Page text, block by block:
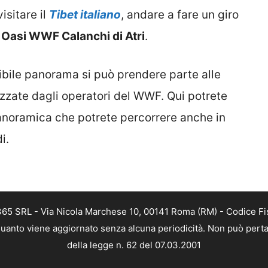
il Tibet italiano, andare a fare un giro
WWF Calanchi di Atri.
panorama si può prendere parte alle
dagli operatori del WWF. Qui potrete
che potrete percorrere anche in
SRL - Via Nicola Marchese 10, 00141 Roma (RM) - Codice
viene aggiornato senza alcuna periodicità. Non può
della legge n. 62 del 07.03.2001